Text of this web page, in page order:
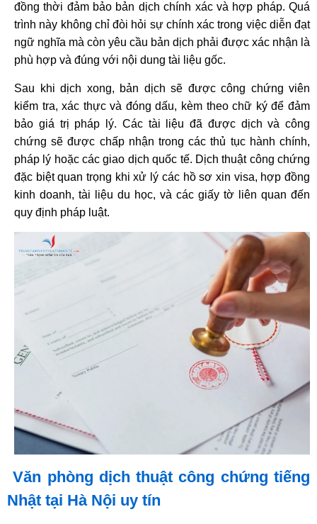
đồng thời đảm bảo bản dịch chính xác và hợp pháp. Quá
trình này không chỉ đòi hỏi sự chính xác trong việc diễn đạt
ngữ nghĩa mà còn yêu cầu bản dịch phải được xác nhận là
phù hợp và đúng với nội dung tài liệu gốc.
Sau khi dịch xong, bản dịch sẽ được công chứng viên
kiểm tra, xác thực và đóng dấu, kèm theo chữ ký để đảm
bảo giá trị pháp lý. Các tài liệu đã được dịch và công
chứng sẽ được chấp nhận trong các thủ tục hành chính,
pháp lý hoặc các giao dịch quốc tế. Dịch thuật công chứng
đặc biệt quan trọng khi xử lý các hồ sơ xin visa, hợp đồng
kinh doanh, tài liệu du học, và các giấy tờ liên quan đến
quy định pháp luật.
Văn phòng dịch thuật công chứng tiếng
Nhật tại Hà Nội uy tín